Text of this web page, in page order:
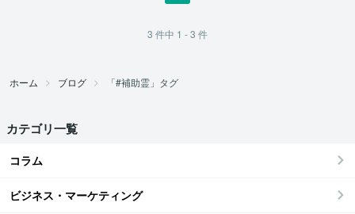
3 件中 1 - 3 件
ホーム ブログ 「#補助霊」タグ
カテゴリ一覧
コラム
ビジネス・マーケティング